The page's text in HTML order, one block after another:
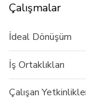
Çalışmalar
İdeal Dönüşüm
İş Ortaklıkları
Çalışan